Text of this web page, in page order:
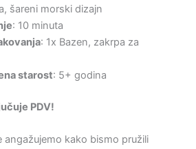
šareni morski dizajn
: 10 minuta
: 1x Bazen, zakrpa za
starost: 5+ godina
PDV!
angažujemo kako bismo pružili